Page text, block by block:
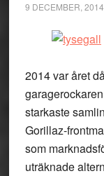
9 DECEMBER, 2014
2014 var året
starkaste
Gorillaz-
som
uträknade